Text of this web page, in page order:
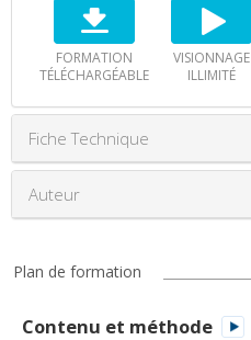
FORMATION
TÉLÉCHARGÉABLE
VISIONNAGE
ILLIMITÉ
Fiche Technique
Auteur
Plan de formation
Contenu et méthode